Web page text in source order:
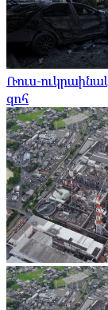
Ռուս-
զոհ